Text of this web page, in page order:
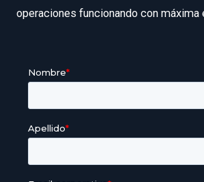
operaciones funcionando con máxima